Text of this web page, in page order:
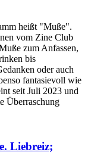
heißt "Muße".
vom Zine Club
zum Anfassen,
bis
oder auch
fantasievoll wie
seit Juli 2023 und
Überraschung
Liebreiz;